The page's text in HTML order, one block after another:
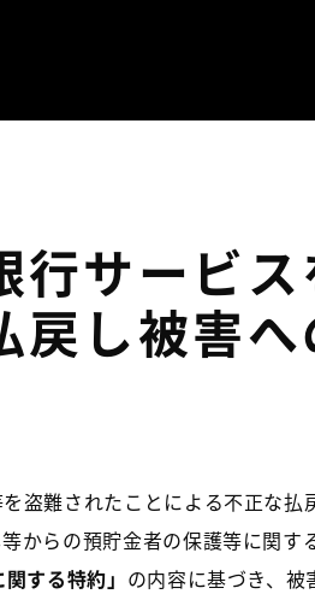
行サービ
戻し被害
盗難されたことによる不正な
からの預貯金者の保護等に関
する特約」 の内容に基づき、被